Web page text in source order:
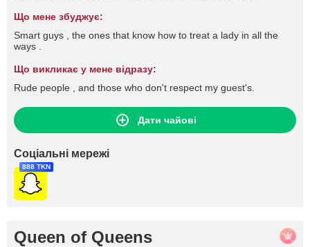
Що мене збуджує:
Smart guys , the ones that know how to treat a lady in all the
ways .
Що викликає у мене відразу:
Rude people , and those who don't respect my guest's.
Дати чайові
Соціальні мережі
888 TKN
Queen of Queens